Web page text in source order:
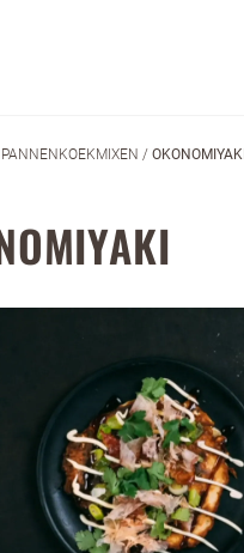
PANNENKOEKMIXEN / OKONOMIYAKI